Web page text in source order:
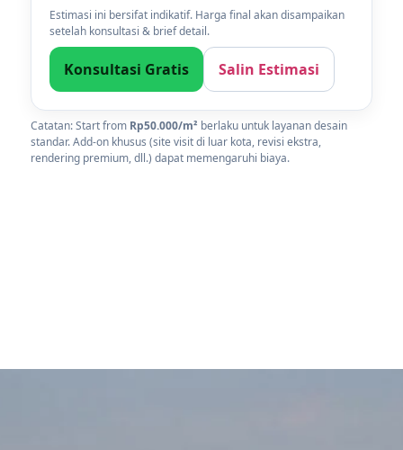
Estimasi ini bersifat indikatif. Harga final akan disampaikan
setelah konsultasi & brief detail.
Konsultasi Gratis Salin Estimasi
Catatan: Start from Rp50.000/m² berlaku untuk layanan desain
standar. Add-on khusus (site visit di luar kota, revisi ekstra,
rendering premium, dll.) dapat memengaruhi biaya.